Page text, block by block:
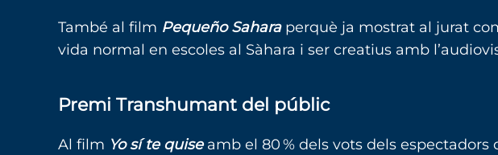
També al film Pequeño Sahara perquè ja mostrat al jurat
vida normal en escoles al Sàhara i ser creatius amb
Premi Transhumant del públic
Al film Yo sí te quiseamb el 80 % dels vots dels